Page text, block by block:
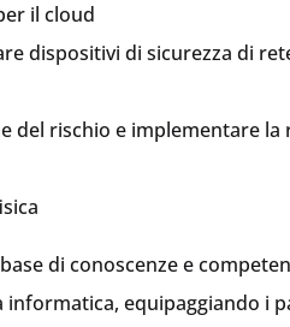
il cloud
dispositivi di sicurezza di
del rischio e implementare la
di conoscenze e
informatica, equipaggiando i